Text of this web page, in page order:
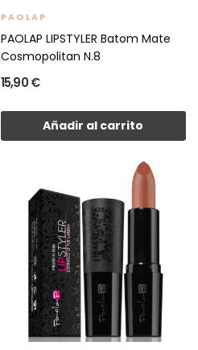
PAOLAP
PAOLAP LIPSTYLER Batom Mate
Cosmopolitan N.8
15,90 €
Añadir al carrito